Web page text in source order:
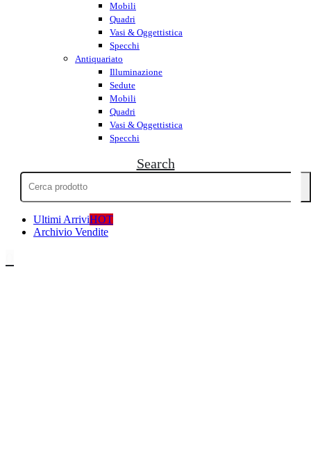
Mobili
Quadri
Vasi & Oggettistica
Specchi
Antiquariato
Illuminazione
Sedute
Mobili
Quadri
Vasi & Oggettistica
Specchi
Search
Cerca:
Ultimi ArriviHOT
Archivio Vendite